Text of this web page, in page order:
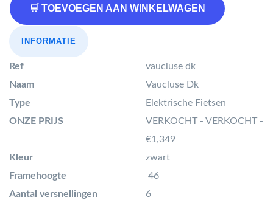
🛒 TOEVOEGEN AAN WINKELWAGEN
INFORMATIE
Ref
vaucluse dk
Naam
Vaucluse Dk
Type
Elektrische Fietsen
ONZE PRIJS
VERKOCHT - VERKOCHT -
€1,349
Kleur
zwart
Framehoogte
46
Aantal versnellingen
6